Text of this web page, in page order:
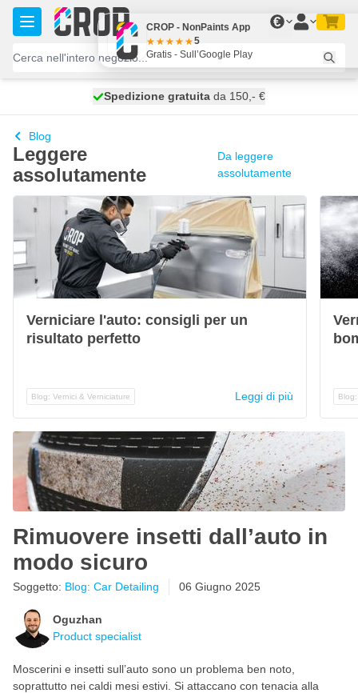
Salta al contenuto
€
spedito domani
Spedizione gratuita da 150,- €
100 giorni
Blog
Leggere
assolutamente
Da leggere
assolutamente
Verniciare l'auto: consigli per un
risultato perfetto
Blog: Vernici & Verniciature Leggi di più
Rimuovere insetti dall’auto in
modo sicuro
Soggetto: Blog: Car Detailing 06 Giugno 2025
Oguzhan
Product specialist
Moscerini e insetti sull’auto sono un problema ben noto,
soprattutto nei caldi mesi estivi. Si attaccano con tenacia alla
CROP - NonPaints App
5
Gratis - Sull’Google Play